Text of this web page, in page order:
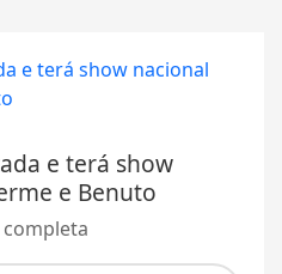
e terá show
e Benuto